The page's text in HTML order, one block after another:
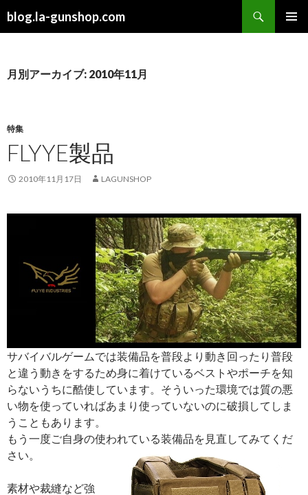
blog.la-gunshop.com
索
ン
キ
ッ
プ
月別アーカイブ: 2010年11月
特集
FLYYE製品
2010年11月17日 LAGUNSHOP
サバイバルゲームでは装備品を普段より動き回ったり普段
と違う動きをするため身に着けているベストやポーチを知
らないうちに酷使しています。そういった環境では質の悪
い物を使っていればあまり使っていないのに破損してしま
うこともあります。
もう一度ご自身の使われている装備品を見直してみてくだ
さい。
素材や裁縫など強